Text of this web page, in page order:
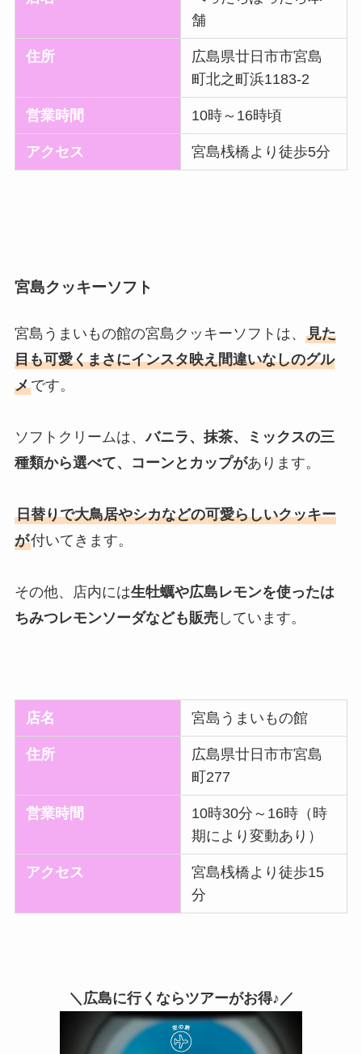
舗
住所
広島県廿日市市宮島
町北之町浜1183-2
営業時間 10時～16時頃
アクセス 宮島桟橋より徒歩5分
宮島クッキーソフト
宮島うまいもの館の宮島クッキーソフトは、 見た
目も可愛くまさにインスタ映え間違いなしのグル
メです。
ソフトクリームは、バニラ、抹茶、ミックスの三
種類から選べて、コーンとカップがあります。
日替りで大鳥居やシカなどの可愛らしいクッキー
が付いてきます。
その他、店内には生牡蠣や広島レモンを使ったは
ちみつレモンソーダなども販売しています。
店名 宮島うまいもの館
住所
広島県廿日市市宮島
町277
営業時間
10時30分～16時（時
期により変動あり）
アクセス
宮島桟橋より徒歩15
分
＼広島に行くならツアーがお得♪／